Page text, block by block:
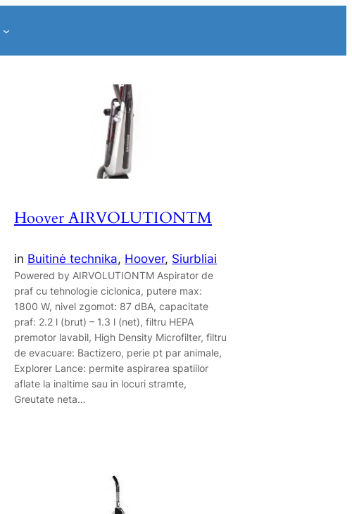
Hoover AIRVOLUTIONTM
in Buitinė technika, Hoover, Siurbliai
Powered by AIRVOLUTIONTM Aspirator de
praf cu tehnologie ciclonica, putere max:
1800 W, nivel zgomot: 87 dBA, capacitate
praf: 2.2 l (brut) – 1.3 l (net), filtru HEPA
premotor lavabil, High Density Microfilter, filtru
de evacuare: Bactizero, perie pt par animale,
Explorer Lance: permite aspirarea spatiilor
aflate la inaltime sau in locuri stramte,
Greutate neta…